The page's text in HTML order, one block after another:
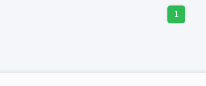
1